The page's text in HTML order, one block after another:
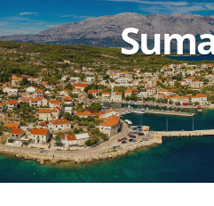
CONTACT
+385 97 720 2882
INFO@GOTOADRIA.COM
HR